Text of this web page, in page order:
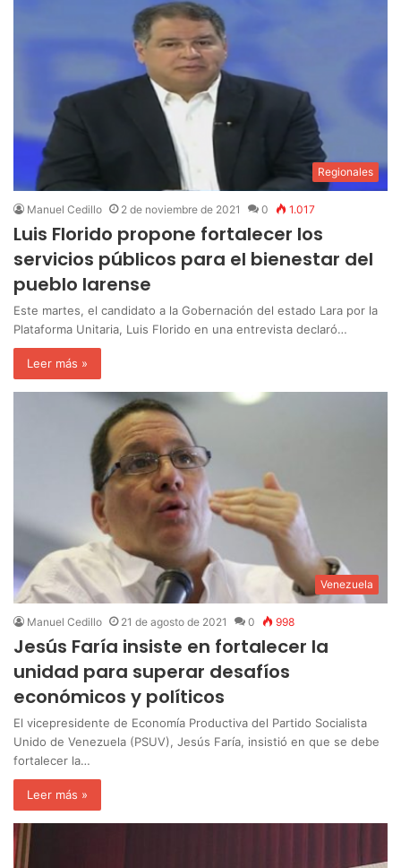
Regionales
Manuel Cedillo 2 de noviembre de 2021 0 1.017
Luis Florido propone fortalecer los
servicios públicos para el bienestar del
pueblo larense
Este martes, el candidato a la Gobernación del estado Lara por la
Plataforma Unitaria, Luis Florido en una entrevista declaró…
Leer más »
Venezuela
Manuel Cedillo 21 de agosto de 2021 0 998
Jesús Faría insiste en fortalecer la
unidad para superar desafíos
económicos y políticos
El vicepresidente de Economía Productiva del Partido Socialista
Unido de Venezuela (PSUV), Jesús Faría, insistió en que se debe
fortalecer la…
Leer más »